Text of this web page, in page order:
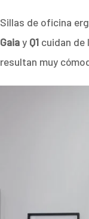
Sillas de oficina
Gaiay Q1 cuidan de
resultan muy